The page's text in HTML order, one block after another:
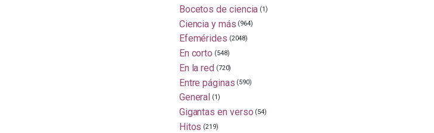
Bocetos de ciencia (1)
Ciencia y más (964)
Efemérides (2048)
En corto (548)
En la red (720)
Entre páginas (590)
General (1)
Gigantas en verso (54)
Hitos (219)